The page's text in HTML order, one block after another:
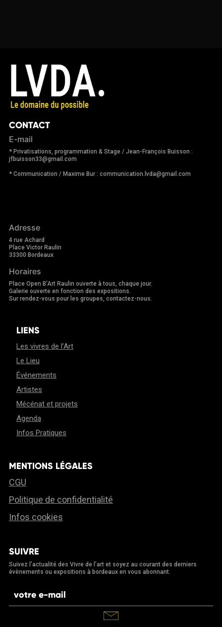
CONTACT
E-mail
* Privatisations, programmation & Stage / Jean-François Buisson :
jfbuisson33@gmail.com
* Communication / Maxime Bur : communication.lvda@gmail.com
Adresse
4 rue Achard
Place Victor Raulin
33300 Bordeaux
Horaires
Place Open B'Art Raulin ouverte à tous, chaque jour.
Galerie ouverte en fonction des expositions.
Sur rendez-vous pour les groupes, contactez-nous.
LIENS
Les vivres de l’Art
Le Lieu
Événements
Artistes
Mécénat et projets
Agenda
Infos Pratiques
MENTIONS LÉGALES
CGU
Politique de confidentialité
Infos cookies
SUIVRE
Suivez l’actualité des Vivre de l’art et soyez au courant des derniers
évènements ou expositions à bordeaux en vous abonnant.